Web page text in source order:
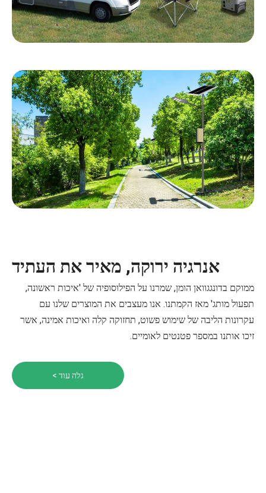
אנרגיה ירוקה, מאיר את העתיד
ממוקם בדונגגוואן הומן, שמרנו על הפילוסופיה של 'איכות ראשונה,
תפעול מותג' מאז הקמתנו. אנו מעצבים את המוצרים שלנו עם
עקרונות הליבה של שימוש פשוט, תחזוקה קלה ואיכות אמינה, אשר
זיכו אותנו במספר פטנטים לאומיים.
גלה עוד >